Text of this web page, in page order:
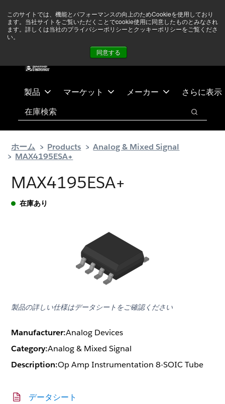
このサイトでは、機能とパフォーマンスの向上のためCookieを使用しており
ます。当社サイトをご覧いただくことでcookie使用に同意したものとみなされ
ます。詳しくは当社のプライバシーポリシーとクッキーポリシーをご覧くださ
い。
同意する
テ
ス
ありません 詳しい情報はこちら➜
製品 マーケット メーカー さらに表示
検索
検索
ホーム Products
Analog & Mixed Signal
MAX4195ESA+
MAX4195ESA+
在庫あり
製品の詳しい仕様はデータシートをご確認ください
Manufacturer:Analog Devices
Category:Analog & Mixed Signal
Description:Op Amp Instrumentation 8-SOIC Tube
データシート